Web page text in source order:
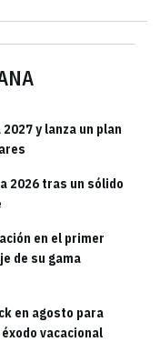
y lanza un plan
2026 tras un sólido
en el primer
de su gama
en agosto para
vacacional